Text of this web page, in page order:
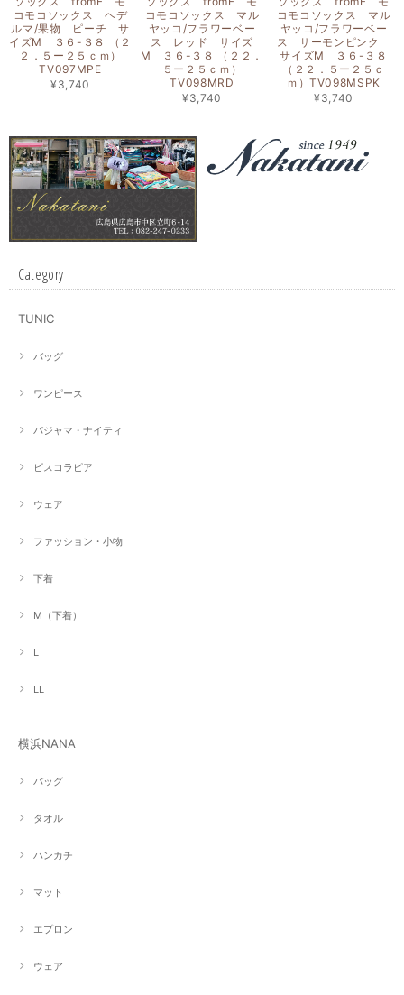
コモコソックス ヘデ
ルマ/果物 ピーチ サ
イズM ３６-３８ （２
２．５ー２５ｃｍ）
TV097MPE
¥3,740
コモコソックス マル
ヤッコ/フラワーベー
ス レッド サイズ
M ３６-３８ （２２．
５ー２５ｃｍ）
TV098MRD
¥3,740
コモコソックス マル
ヤッコ/フラワーベー
ス サーモンピンク
サイズM ３６-３８
（２２．５ー２５ｃ
ｍ）TV098MSPK
¥3,740
Category
TUNIC
バッグ
ワンピース
パジャマ・ナイティ
ビスコラピア
ウェア
ファッション・小物
下着
M（下着）
L
LL
横浜NANA
バッグ
タオル
ハンカチ
マット
エプロン
ウェア